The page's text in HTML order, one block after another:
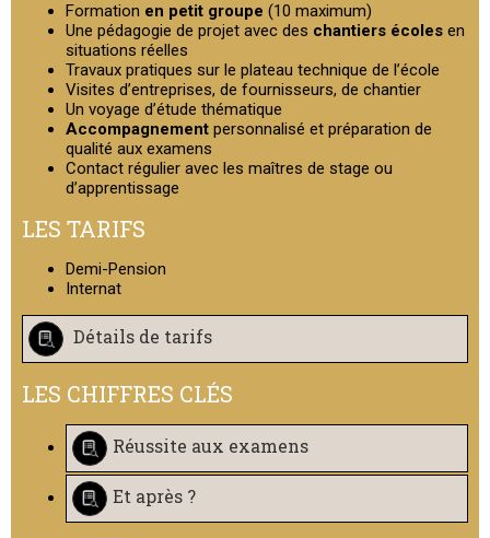
Formation en petit groupe (10 maximum)
Une pédagogie de projet avec des chantiers écoles en
situations réelles
Travaux pratiques sur le plateau technique de l’école
Visites d’entreprises, de fournisseurs, de chantier
Un voyage d’étude thématique
Accompagnement personnalisé et préparation de
qualité aux examens
Contact régulier avec les maîtres de stage ou
d’apprentissage
LES TARIFS
Demi-Pension
Internat
Détails de tarifs
LES CHIFFRES CLÉS
Réussite aux examens
Et après ?